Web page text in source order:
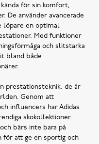
för sin komfort,
De använder avancerade
löpare en optimal
Med funktioner
och slitstarka
bland både
prestationsteknik, de är
Genom att
influencers har Adidas
skokollektioner.
bärs inte bara på
för att ge en sportig och